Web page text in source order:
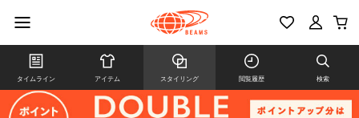
タイムライン アイテム スタイリング 閲覧履歴 検索